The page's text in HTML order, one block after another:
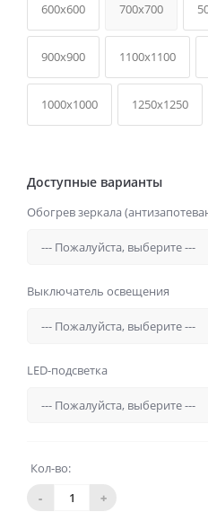
600x600
700x700
900x900 1100x1100
1000x1000 1250x1250
Доступные варианты
Обогрев зеркала
Выключатель освещения
LED-подсветка
Кол-во:
-
+